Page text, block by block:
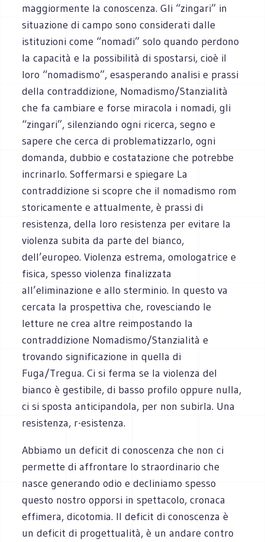
maggiormente la conoscenza. Gli “zingari” in
situazione di campo sono considerati dalle
istituzioni come “nomadi” solo quando perdono
la capacità e la possibilità di spostarsi, cioè il
loro “nomadismo”, esasperando analisi e prassi
della contraddizione, Nomadismo/Stanzialità
che fa cambiare e forse miracola i nomadi, gli
“zingari”, silenziando ogni ricerca, segno e
sapere che cerca di problematizzarlo, ogni
domanda, dubbio e costatazione che potrebbe
incrinarlo. Soffermarsi e spiegare La
contraddizione si scopre che il nomadismo rom
storicamente e attualmente, è prassi di
resistenza, della loro resistenza per evitare la
violenza subita da parte del bianco,
dell’europeo. Violenza estrema, omologatrice e
fisica, spesso violenza finalizzata
all’eliminazione e allo sterminio. In questo va
cercata la prospettiva che, rovesciando le
letture ne crea altre reimpostando la
contraddizione Nomadismo/Stanzialità e
trovando significazione in quella di
Fuga/Tregua. Ci si ferma se la violenza del
bianco è gestibile, di basso profilo oppure nulla,
ci si sposta anticipandola, per non subirla. Una
resistenza, r-esistenza.
Abbiamo un deficit di conoscenza che non ci
permette di affrontare lo straordinario che
nasce generando odio e decliniamo spesso
questo nostro opporsi in spettacolo, cronaca
effimera, dicotomia. Il deficit di conoscenza è
un deficit di progettualità, è un andare contro